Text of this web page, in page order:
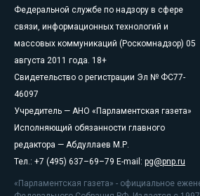
Федеральной службе по надзору в сфере
связи, информационных технологий и
массовых коммуникаций (Роскомнадзор) 05
августа 2011 года. 18+
Свидетельство о регистрации Эл № ФС77-
46097
Учредитель — АНО «Парламентская газета»
Исполняющий обязанности главного
редактора — Абдуллаев М.Р.
Тел.: +7 (495) 637–69–79 E-mail: pg@pnp.ru
«Парламентская газета» - официальное